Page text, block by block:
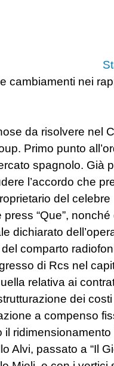
cambiamenti nei
da risolvere nel
Primo punto
spagnolo. Già
l’accordo che
del celebre
“Que”,
dichiarato
comparto
di Rcs nel
relativa ai
dei costi
a compenso
ridimensionamento
Alvi, passato a “Il